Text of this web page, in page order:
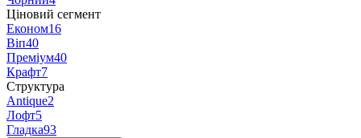
Ціновий сегмент
Економ16
Віп40
Преміум40
Крафт7
Структура
Antique2
Лофт5
Гладка93